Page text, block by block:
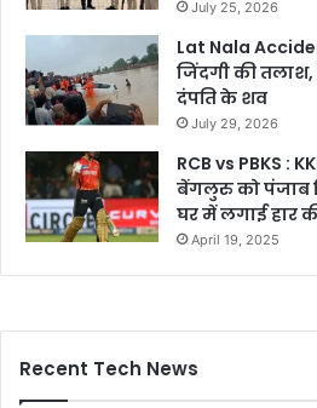
July 25, 2026
Lat Nala
जिंदगी की
दंपति के शव
July 29, 2026
RCB vs PBKS :
बेंगलुरु को पंजाब
घर में लगाई हार
April 19, 2025
Recent Tech News